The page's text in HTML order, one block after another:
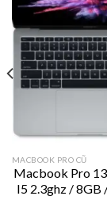
MACBOOK PRO CŨ
Macbook Pro
I5 2.3ghz / 8GB